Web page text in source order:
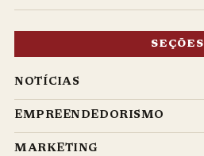
SEÇÕES
NOTÍCIAS
EMPREENDEDORISMO
MARKETING